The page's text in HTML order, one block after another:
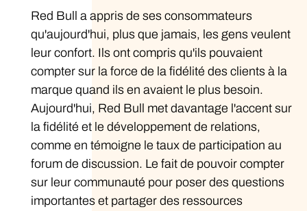
Red Bull a appris de ses consommateurs
qu'aujourd'hui, plus que jamais, les gens veulent
leur confort. Ils ont compris qu'ils pouvaient
compter sur la force de la fidélité des clients à la
marque quand ils en avaient le plus besoin.
Aujourd'hui, Red Bull met davantage l'accent sur
la fidélité et le développement de relations,
comme en témoigne le taux de participation au
forum de discussion. Le fait de pouvoir compter
sur leur communauté pour poser des questions
importantes et partager des ressources